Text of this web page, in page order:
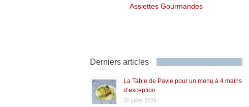
Assiettes Gourmandes
Derniers articles
La Table de Pavie pour un menu à 4 mains
d’exception
20 juillet 2026